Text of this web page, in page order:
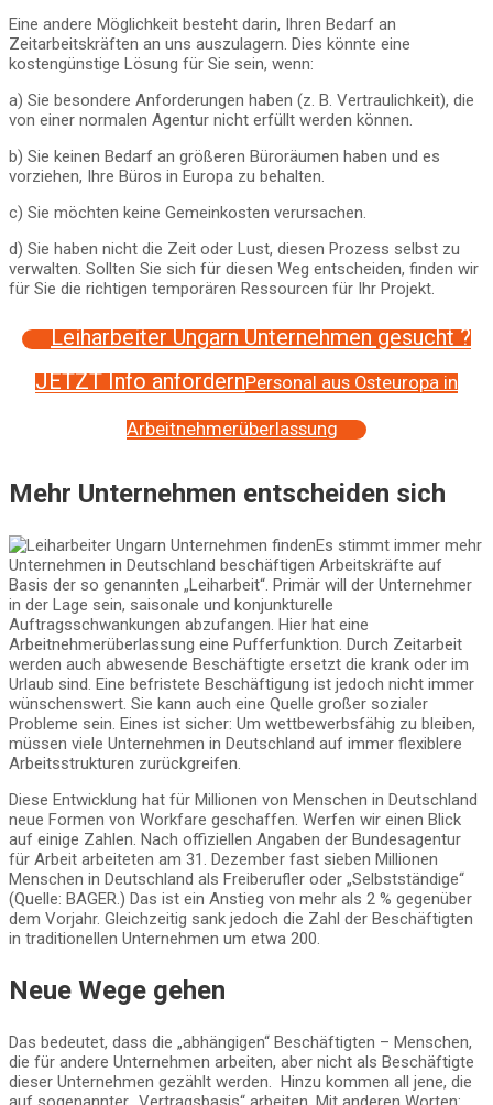
Eine andere Möglichkeit besteht darin, Ihren Bedarf an
Zeitarbeitskräften an uns auszulagern. Dies könnte eine
kostengünstige Lösung für Sie sein, wenn:
a) Sie besondere Anforderungen haben (z. B. Vertraulichkeit), die
von einer normalen Agentur nicht erfüllt werden können.
b) Sie keinen Bedarf an größeren Büroräumen haben und es
vorziehen, Ihre Büros in Europa zu behalten.
c) Sie möchten keine Gemeinkosten verursachen.
d) Sie haben nicht die Zeit oder Lust, diesen Prozess selbst zu
verwalten. Sollten Sie sich für diesen Weg entscheiden, finden wir
für Sie die richtigen temporären Ressourcen für Ihr Projekt.
Leiharbeiter Ungarn Unternehmen gesucht ?
JETZT Info anfordernPersonal aus Osteuropa in
Arbeitnehmerüberlassung
Mehr Unternehmen entscheiden sich
Es stimmt immer mehr
Unternehmen in Deutschland beschäftigen Arbeitskräfte auf
Basis der so genannten „Leiharbeit“. Primär will der Unternehmer
in der Lage sein, saisonale und konjunkturelle
Auftragsschwankungen abzufangen. Hier hat eine
Arbeitnehmerüberlassung eine Pufferfunktion. Durch Zeitarbeit
werden auch abwesende Beschäftigte ersetzt die krank oder im
Urlaub sind. Eine befristete Beschäftigung ist jedoch nicht immer
wünschenswert. Sie kann auch eine Quelle großer sozialer
Probleme sein. Eines ist sicher: Um wettbewerbsfähig zu bleiben,
müssen viele Unternehmen in Deutschland auf immer flexiblere
Arbeitsstrukturen zurückgreifen.
Diese Entwicklung hat für Millionen von Menschen in Deutschland
neue Formen von Workfare geschaffen. Werfen wir einen Blick
auf einige Zahlen. Nach offiziellen Angaben der Bundesagentur
für Arbeit arbeiteten am 31. Dezember fast sieben Millionen
Menschen in Deutschland als Freiberufler oder „Selbstständige“
(Quelle: BAGER.) Das ist ein Anstieg von mehr als 2 % gegenüber
dem Vorjahr. Gleichzeitig sank jedoch die Zahl der Beschäftigten
in traditionellen Unternehmen um etwa 200.
Neue Wege gehen
Das bedeutet, dass die „abhängigen“ Beschäftigten – Menschen,
die für andere Unternehmen arbeiten, aber nicht als Beschäftigte
dieser Unternehmen gezählt werden. Hinzu kommen all jene, die